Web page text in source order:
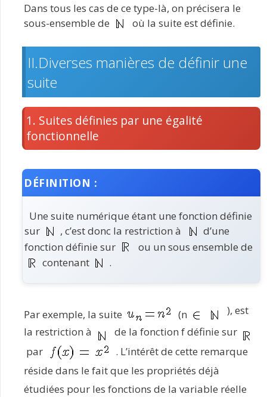
Dans tous les cas de ce type-là, on précisera le
sous-ensemble de
où la suite est définie.
II.Diverses manières de définir une
suite
1. Suites définies par une égalité
fonctionnelle
DÉFINITION :
Une suite numérique étant une fonction définie
sur
, c’est donc la restriction à
d’une
fonction définie sur
ou un sous ensemble de
contenant
.
Par exemple, la suite (n
), est
la restriction à
de la fonction f définie sur
par
. L’intérêt de cette remarque
réside dans le fait que les propriétés déjà
étudiées pour les fonctions de la variable réelle